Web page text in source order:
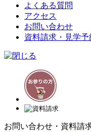
よくある質問
アクセス
お問い合わせ
資料請求・見学予
お問い合わせ・資料請